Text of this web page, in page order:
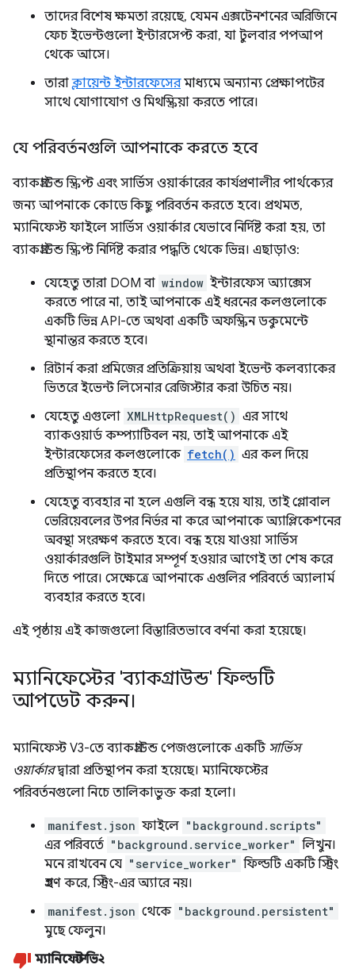
তাদের বিশেষ ক্ষমতা রয়েছে, যেমন এক্সটেনশনের অরিজিনে
ফেচ ইভেন্টগুলো ইন্টারসেপ্ট করা, যা টুলবার পপআপ
থেকে আসে।
তারাক্লায়েন্ট ইন্টারফেসেরমাধ্যমে অন্যান্য প্রেক্ষাপটের
সাথে যোগাযোগ ও মিথস্ক্রিয়া করতে পারে।
যে পরিবর্তনগুলি আপনাকে করতে হবে
ব্যাকগ্রাউন্ড স্ক্রিপ্ট এবং সার্ভিস ওয়ার্কারের কার্যপ্রণালীর পার্থক্যের
জন্য আপনাকে কোডে কিছু পরিবর্তন করতে হবে। প্রথমত,
ম্যানিফেস্ট ফাইলে সার্ভিস ওয়ার্কার যেভাবে নির্দিষ্ট করা হয়, তা
ব্যাকগ্রাউন্ড স্ক্রিপ্ট নির্দিষ্ট করার পদ্ধতি থেকে ভিন্ন। এছাড়াও:
যেহেতু তারা DOM বা window ইন্টারফেস অ্যাক্সেস
করতে পারে না, তাই আপনাকে এই ধরনের কলগুলোকে
একটি ভিন্ন API-তে অথবা একটি অফস্ক্রিন ডকুমেন্টে
স্থানান্তর করতে হবে।
রিটার্ন করা প্রমিজের প্রতিক্রিয়ায় অথবা ইভেন্ট কলব্যাকের
ভিতরে ইভেন্ট লিসেনার রেজিস্টার করা উচিত নয়।
যেহেতু এগুলো XMLHttpRequest() এর সাথে
ব্যাকওয়ার্ড কম্প্যাটিবল নয়, তাই আপনাকে এই
ইন্টারফেসের কলগুলোকে fetch() এর কল দিয়ে
প্রতিস্থাপন করতে হবে।
যেহেতু ব্যবহার না হলে এগুলি বন্ধ হয়ে যায়, তাই গ্লোবাল
ভেরিয়েবলের উপর নির্ভর না করে আপনাকে অ্যাপ্লিকেশনের
অবস্থা সংরক্ষণ করতে হবে। বন্ধ হয়ে যাওয়া সার্ভিস
ওয়ার্কারগুলি টাইমার সম্পূর্ণ হওয়ার আগেই তা শেষ করে
দিতে পারে। সেক্ষেত্রে আপনাকে এগুলির পরিবর্তে অ্যালার্ম
ব্যবহার করতে হবে।
এই পৃষ্ঠায় এই কাজগুলো বিস্তারিতভাবে বর্ণনা করা হয়েছে।
ম্যানিফেস্টের 'ব্যাকগ্রাউন্ড' ফিল্ডটি
আপডেট করুন।
ম্যানিফেস্ট V3-তে ব্যাকগ্রাউন্ড পেজগুলোকে একটি সার্ভিস
ওয়ার্কারদ্বারা প্রতিস্থাপন করা হয়েছে। ম্যানিফেস্টের
পরিবর্তনগুলো নিচে তালিকাভুক্ত করা হলো।
manifest.json ফাইলে "background.scripts"
এর পরিবর্তে "background.service_worker" লিখুন।
মনে রাখবেন যে "service_worker" ফিল্ডটি একটি স্ট্রিং
গ্রহণ করে, স্ট্রিং-এর অ্যারে নয়।
manifest.json থেকে "background.persistent"
মুছে ফেলুন।
ম্যানিফেস্ট ভি২